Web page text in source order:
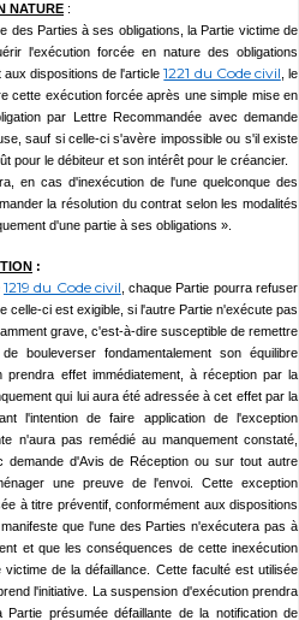
NATURE :
des Parties à ses obligations, la Partie victime de
l'exécution forcée en nature des obligations
aux dispositions de l'article1221 du Code civil , le
cette exécution forcée après une simple mise en
par Lettre Recommandée avec demande
sauf si celle-ci s'avère impossible ou s'il existe
pour le débiteur et son intérêt pour le créancier.
en cas d'inexécution de l'une quelconque des
la résolution du contrat selon les modalités
d'une partie à ses obligations ».
:
1219 du Code civil , chaque Partie pourra refuser
celle-ci est exigible, si l'autre Partie n'exécute pas
grave, c'est-à-dire susceptible de remettre
bouleverser fondamentalement son équilibre
prendra effet immédiatement, à réception par la
qui lui aura été adressée à cet effet par la
l'intention de faire application de l'exception
n'aura pas remédié au manquement constaté,
demande d'Avis de Réception ou sur tout autre
une preuve de l'envoi. Cette exception
à titre préventif, conformément aux dispositions
manifeste que l'une des Parties n'exécutera pas à
et que les conséquences de cette inexécution
de la défaillance. Cette faculté est utilisée
l'initiative. La suspension d'exécution prendra
présumée défaillante de la notification de